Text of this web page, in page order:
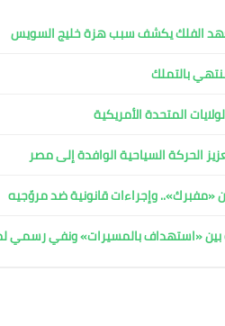
الفلك يكشف سبب هزة خليج السويس
المتحدة الأمريكية
الحركة السياحية الوافدة إلى مصر
«مفبرك».. وإجراءات قانونية ضد مروّجيه
بين «استهداف بالمسيرات» ونفي رسمي